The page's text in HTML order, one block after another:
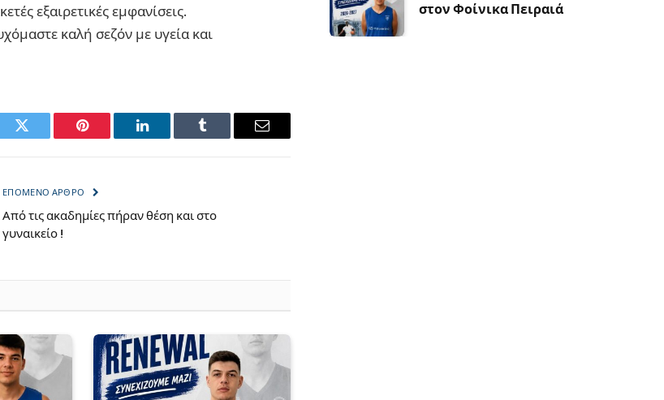
εξαιρετικές εμφανίσεις.
καλή σεζόν με υγεία και
Twitter Pinterest LinkedIn Tumblr Email
ΕΠΌΜΕΝΟ ΆΡΘΡΟ
Από τις ακαδημίες πήραν θέση και στο
γυναικείο !
στον Φοίνικα Πειραιά